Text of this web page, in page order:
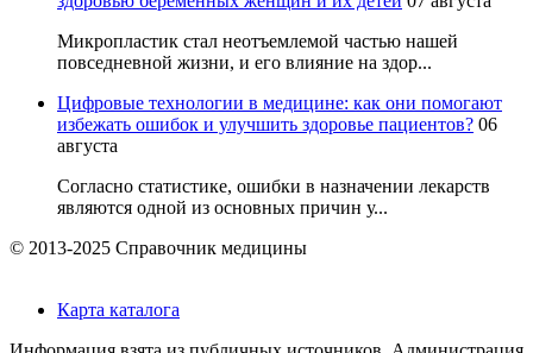
Микропластик стал неотъемлемой частью нашей
повседневной жизни, и его влияние на здор...
Цифровые технологии в медицине: как они помогают
избежать ошибок и улучшить здоровье пациентов? 06
августа
Согласно статистике, ошибки в назначении лекарств
являются одной из основных причин у...
© 2013-2025 Справочник медицины
Карта каталога